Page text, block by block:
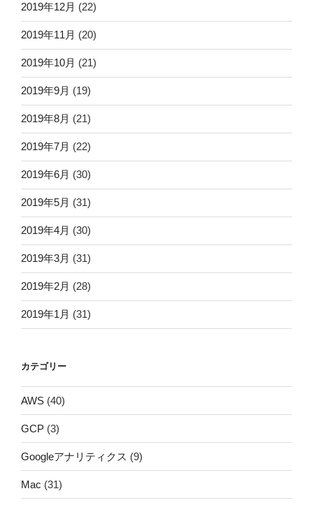
2019年12月 (22)
2019年11月 (20)
2019年10月 (21)
2019年9月 (19)
2019年8月 (21)
2019年7月 (22)
2019年6月 (30)
2019年5月 (31)
2019年4月 (30)
2019年3月 (31)
2019年2月 (28)
2019年1月 (31)
カテゴリー
AWS (40)
GCP (3)
Googleアナリティクス (9)
Mac (31)